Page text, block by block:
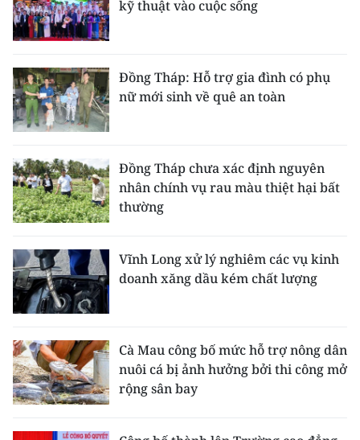
kỹ thuật vào cuộc sống
Đồng Tháp: Hỗ trợ gia đình có phụ
nữ mới sinh về quê an toàn
Đồng Tháp chưa xác định nguyên
nhân chính vụ rau màu thiệt hại bất
thường
Vĩnh Long xử lý nghiêm các vụ kinh
doanh xăng dầu kém chất lượng
Cà Mau công bố mức hỗ trợ nông dân
nuôi cá bị ảnh hưởng bởi thi công mở
rộng sân bay